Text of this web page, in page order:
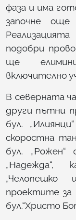
фаза и има
започне още
подобри
ще
включително
В северната
други пътни
бул.
скоростна
бул.
проектите за
бул.“Христо